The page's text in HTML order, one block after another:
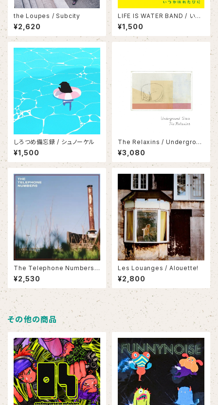
the Loupes / Subcity
¥2,620
LIFE IS WATER BAND / いつ
かはれたひに
¥1,500
しろつめ備忘録 / シュノーケル
¥1,500
The Relaxins / Undergroun
d Stem
¥3,080
The Telephone Numbers /
Scarecrow II
¥2,530
Les Louanges / Alouette!
¥2,800
その他の商品